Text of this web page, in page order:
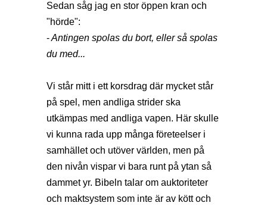
Sedan såg jag en stor öppen kran och
"hörde":
-Antingen spolas du bort, eller så spolas
du med...
Vi står mitt i ett korsdrag där mycket står
på spel, men andliga strider ska
utkämpas med andliga vapen. Här skulle
vi kunna rada upp många företeelser i
samhället och utöver världen, men på
den nivån vispar vi bara runt på ytan så
dammet yr. Bibeln talar om auktoriteter
och maktsystem som inte är av kött och